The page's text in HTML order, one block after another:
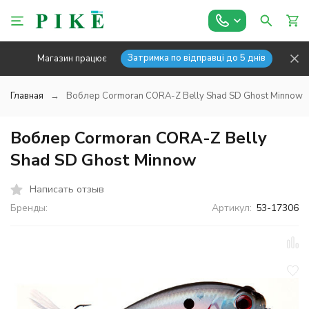
Магазин працює Затримка по відправці до 5 днів
Главная Воблер Cormoran CORA-Z Belly Shad SD Ghost Minnow
Воблер Cormoran CORA-Z Belly
Shad SD Ghost Minnow
Написать отзыв
Бренды:
Артикул: 53-17306